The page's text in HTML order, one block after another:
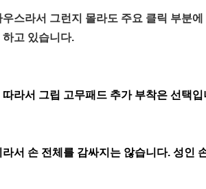
우스라서 그런지 몰라도 주요 클릭 부분
고 있습니다.
라서 그립 고무패드 추가 부착은 선택입
서 손 전체를 감싸지는 않습니다. 성인